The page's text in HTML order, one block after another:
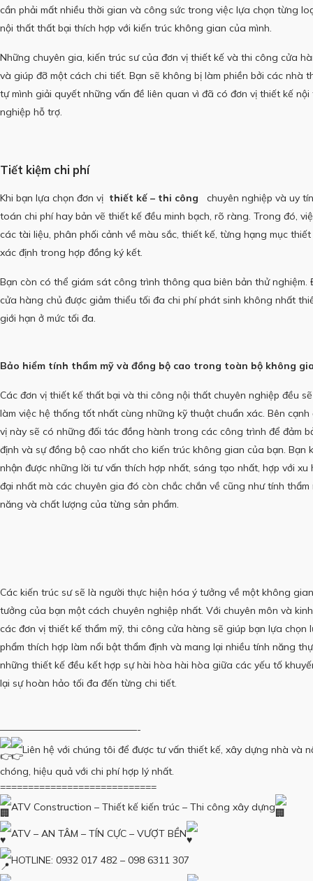
cần phải mất nhiều thời gian và công sức trong việc lựa chọn từng
nội thất thất bại thích hợp với kiến ​​trúc không gian của mình.
Những chuyên gia, kiến ​​trúc sư của đơn vị thiết kế và thi công cửa
và giúp đỡ một cách chi tiết. Bạn sẽ không bị làm phiền bởi các nhà
tự mình giải quyết những vấn đề liên quan vì đã có đơn vị thiết kế nội
nghiệp hỗ trợ.
Tiết kiệm chi phí
Khi bạn lựa chọn đơn vị thiết kế – thi công chuyên nghiệp và uy
toán chi phí hay bản vẽ thiết kế đều minh bạch, rõ ràng. Trong đó,
các tài liệu, phân phối cảnh về màu sắc, thiết kế, từng hạng mục
xác định trong hợp đồng ký kết.
Bạn còn có thể giám sát công trình thông qua biên bản thử nghiệm.
cửa hàng chủ được giảm thiểu tối đa chi phí phát sinh không nhất
giới hạn ở mức tối đa.
Bảo hiểm tính thẩm mỹ và đồng bộ cao trong toàn bộ không
Các đơn vị thiết kế thất bại và thi công nội thất chuyên nghiệp đều
làm việc hệ thống tốt nhất cùng những kỹ thuật chuẩn xác. Bên cạnh
vị này sẽ có những đối tác đồng hành trong các công trình để đảm
định và sự đồng bộ cao nhất cho kiến ​​trúc không gian của bạn. Bạn
nhận được những lời tư vấn thích hợp nhất, sáng tạo nhất, hợp với xu
đại nhất mà các chuyên gia đó còn chắc chắn về cũng như tính thẩm
năng và chất lượng của từng sản phẩm.
Các kiến ​​trúc sư sẽ là người thực hiện hóa ý tưởng về một không
tưởng của bạn một cách chuyên nghiệp nhất. Với chuyên môn và
các đơn vị thiết kế thẩm mỹ, thi công cửa hàng sẽ giúp bạn lựa chọn
phẩm thích hợp làm nổi bật thẩm định và mang lại nhiều tính năng
những thiết kế đều kết hợp sự hài hòa hài hòa giữa các yếu tố
lại sự hoàn hảo tối đa đến từng chi tiết.
——————————————-
Liên hệ với chúng tôi để được tư vấn thiết kế, xây dựng nhà và
chóng, hiệu quả với chi phí hợp lý nhất.
============================
ATV Construction – Thiết kế kiến ​​trúc – Thi công xây dựng
ATV – AN TÂM – TÍN CỰC – VƯỢT BỀN
HOTLINE: 0932 017 482 – 098 6311 307